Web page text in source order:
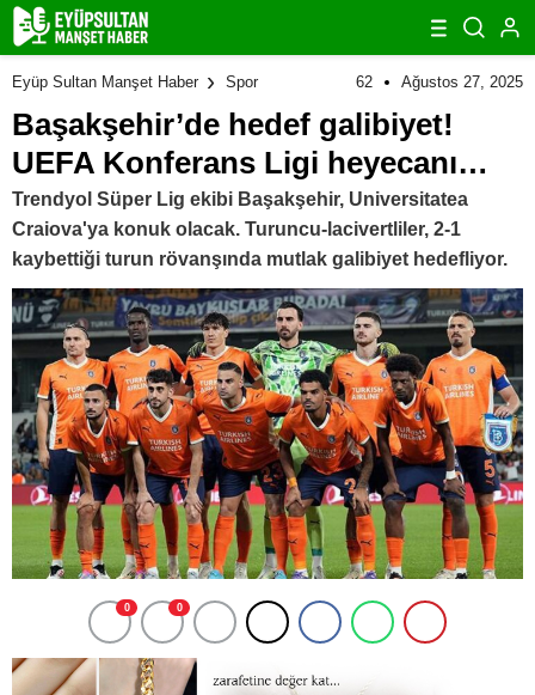
Eyüp Sultan Manşet Haber Spor 62 Ağustos 27, 2025
Başakşehir’de hedef galibiyet!
UEFA Konferans Ligi heyecanı…
Trendyol Süper Lig ekibi Başakşehir, Universitatea
Craiova'ya konuk olacak. Turuncu-lacivertliler, 2-1
kaybettiği turun rövanşında mutlak galibiyet hedefliyor.
0 0